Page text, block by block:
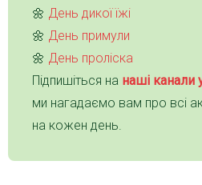
🌼 День дикої їжі
🌼 День примули
🌼 День проліска
Підпишіться на наші канали
ми нагадаємо вам про всі
на кожен день.